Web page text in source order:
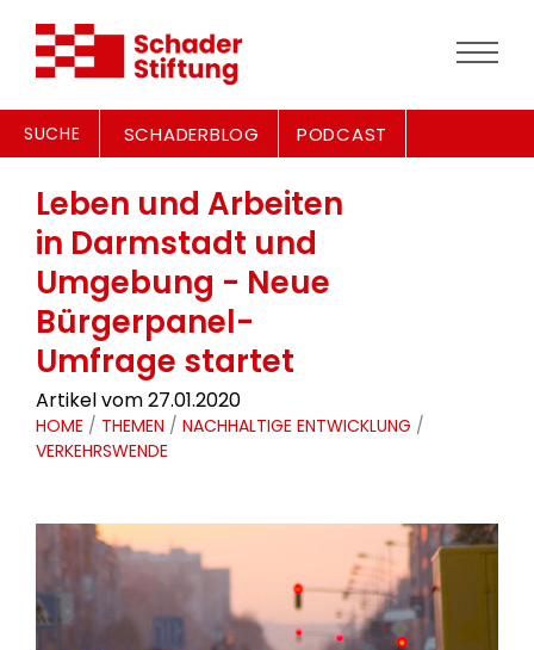
SUCHE SCHADERBLOG PODCAST
Leben und Arbeiten
in Darmstadt und
Umgebung - Neue
Bürgerpanel-
Umfrage startet
Artikel vom 27.01.2020
HOME / THEMEN / NACHHALTIGE ENTWICKLUNG /
VERKEHRSWENDE